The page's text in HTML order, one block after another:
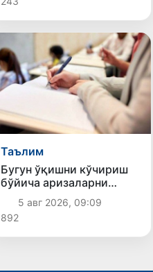
Таълим
Бугун ўқишни кўчириш
бўйича аризаларни
қабул қилишнинг сўнгги
куни5 авг 2026, 09:09
892